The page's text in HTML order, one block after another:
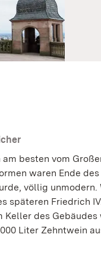
besten vom
waren Ende
völlig unmodern.
späteren Friedrich
des Gebäudes
Liter Zehntwein